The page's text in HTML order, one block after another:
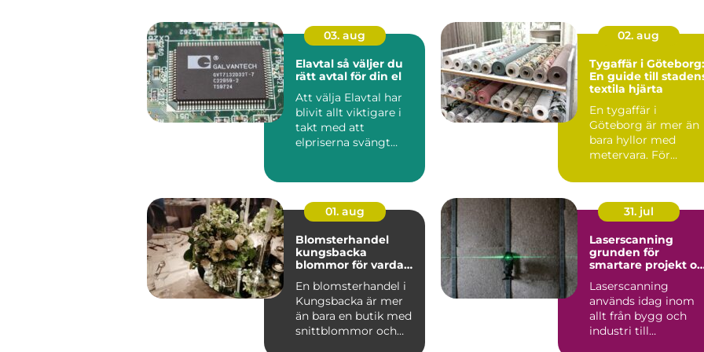
03. aug
Elavtal så väljer du
rätt avtal för din el
Att välja Elavtal har
blivit allt viktigare i
takt med att
elpriserna svängt
02. aug
Tygaffär i Göteborg:
En guide till
textila hjärta
En tygaffär i
Göteborg är mer än
bara hyllor med
metervara. För
01. aug
Blomsterhandel
kungsbacka
blommor för vardag
En blomsterhandel i
Kungsbacka är mer
än bara en butik med
snittblommor och
31. jul
Laserscanning
grunden för
smartare projekt
Laserscanning
används idag inom
allt från bygg och
industri till